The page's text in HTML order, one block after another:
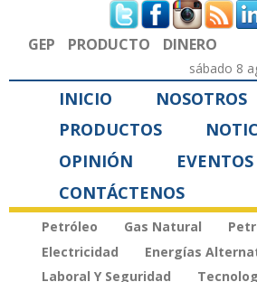
Formulario de
GEP PRODUCTO DINERO
sábado 8
INICIO NOSOTROS
PRODUCTOS
OPINIÓN
EVENTOS
CONTÁCTENOS
Petróleo Gas Natural
Electricidad
Energías
Laboral Y Seguridad